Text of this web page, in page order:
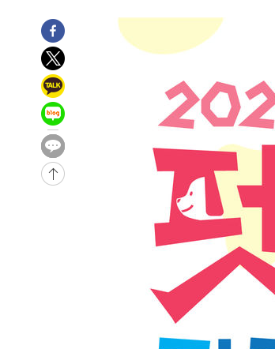
-18637초 전 >
11시간 압수수색에 성접대 파문까지…'
-17658초 전 >
[속보]규제합리화위원회 부위원장에
병태 후임
-14016초 전 >
-9341초 전 >
[속보] 7월 중국 수출 23.9%↑ 수입
-6501초 전 >
[속보]'채상병 순직 책임' 임성근, 항소심
-6367초 전 >
[속보]종합특검, '관저이전 봐주기 감사'
-2967초 전 >
민주 콩고 에볼라환자 4천명 돌파, 4053
-30834초 전 >
"낮 기온 소폭 하락"…수도권 폭염중대
[속보]이 대통령, '호우피해' 안동·의성
[단독]중수청 지원 검사들, 정원 초과
낮 최고 37도 찜통더위…곳곳 소나기·
SK하이닉스, 용인·청주 팹에 54조 투
여자배구 이재영·이다영 자매, 아제르
외국인 심판 성 접대 7경기 들여다보
[속보]코스닥, 2.86포인트(0.36%) 내